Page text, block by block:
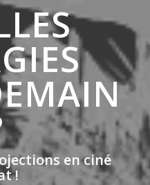
en ciné
!